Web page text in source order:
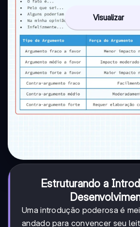
Visualizar
Estruturando a
Uma introdução poderosa é
andado para convencer seu